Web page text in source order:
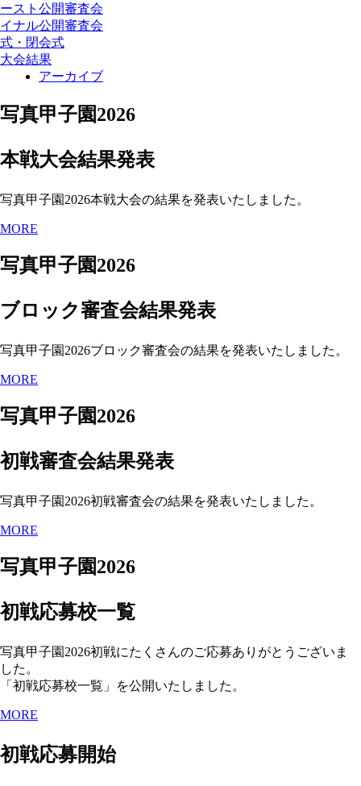
スト公開審査会
ナル公開審査会
・閉会式
会結果
アーカイブ
写真甲子園2026
本戦大会結果発表
写真甲子園2026本戦大会の結果を発表いたしました。
MORE
写真甲子園2026
ブロック審査会結果発表
写真甲子園2026ブロック審査会の結果を発表いたしました。
MORE
写真甲子園2026
初戦審査会結果発表
写真甲子園2026初戦審査会の結果を発表いたしました。
MORE
写真甲子園2026
初戦応募校一覧
写真甲子園2026初戦にたくさんのご応募ありがとうございま
した。
「初戦応募校一覧」を公開いたしました。
MORE
初戦応募開始